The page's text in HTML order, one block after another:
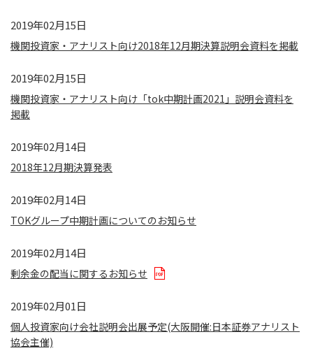
2019年02月15日
機関投資家・アナリスト向け2018年12月期決算説明会資料を掲載
2019年02月15日
機関投資家・アナリスト向け「tok中期計画2021」説明会資料を
掲載
2019年02月14日
2018年12月期決算発表
2019年02月14日
TOKグループ中期計画についてのお知らせ
2019年02月14日
剰余金の配当に関するお知らせ
2019年02月01日
個人投資家向け会社説明会出展予定(大阪開催:日本証券アナリスト
協会主催)